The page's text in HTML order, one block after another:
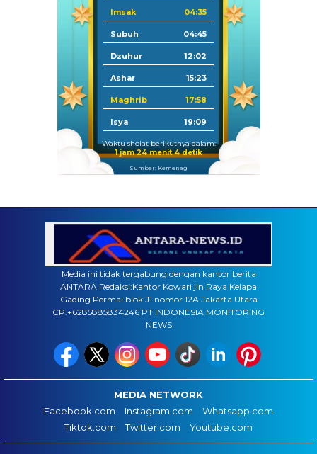
Imsak 04:35
Subuh 04:45
Dzuhur 12:02
Ashar 15:23
Maghrib 17:58
Isya 19:09
Waktu sholat berikutnya dalam:
1 jam 24 menit 3 detik
Sumber: Kemenag
Media ini tidak tergabung dengan kantor berita
ANTARA Redaksi:Kantor Kowari jln Raya Kelapa
Gading Permai blok J1 nomor 12A Jakarta Utara
CP.+6285885834246 PT INDONESIA MONITORING
NEWS
MEDIA NETWORK
Facebook.com
Instagram.com
Whatsapp.com
Tiktok.com
Twitter.com Youtube.com